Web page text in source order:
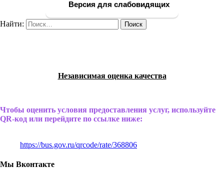
Версия для слабовидящих
Найти:
Независимая оценка качества
Чтобы оценить условия предоставления услуг, используйте
QR-код или перейдите по ссылке ниже:
https://bus.gov.ru/qrcode/rate/368806
Мы Вконтакте